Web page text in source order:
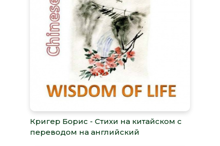
Кригер Борис - Стихи на китайском с
переводом на английский